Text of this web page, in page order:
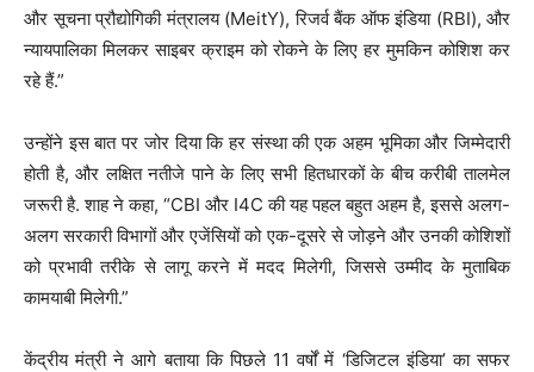
और सूचना प्रौद्योगिकी मंत्रालय (MeitY), रिजर्व बैंक ऑफ इंडिया (RBI), और
न्यायपालिका मिलकर साइबर क्राइम को रोकने के लिए हर मुमकिन कोशिश कर
रहे हैं.”
उन्होंने इस बात पर जोर दिया कि हर संस्था की एक अहम भूमिका और जिम्मेदारी
होती है, और लक्षित नतीजे पाने के लिए सभी हितधारकों के बीच करीबी तालमेल
जरूरी है. शाह ने कहा, “CBI और I4C की यह पहल बहुत अहम है, इससे अलग-
अलग सरकारी विभागों और एजेंसियों को एक-दूसरे से जोड़ने और उनकी कोशिशों
को प्रभावी तरीके से लागू करने में मदद मिलेगी, जिससे उम्मीद के मुताबिक
कामयाबी मिलेगी.”
केंद्रीय मंत्री ने आगे बताया कि पिछले 11 वर्षों में ‘डिजिटल इंडिया’ का सफर